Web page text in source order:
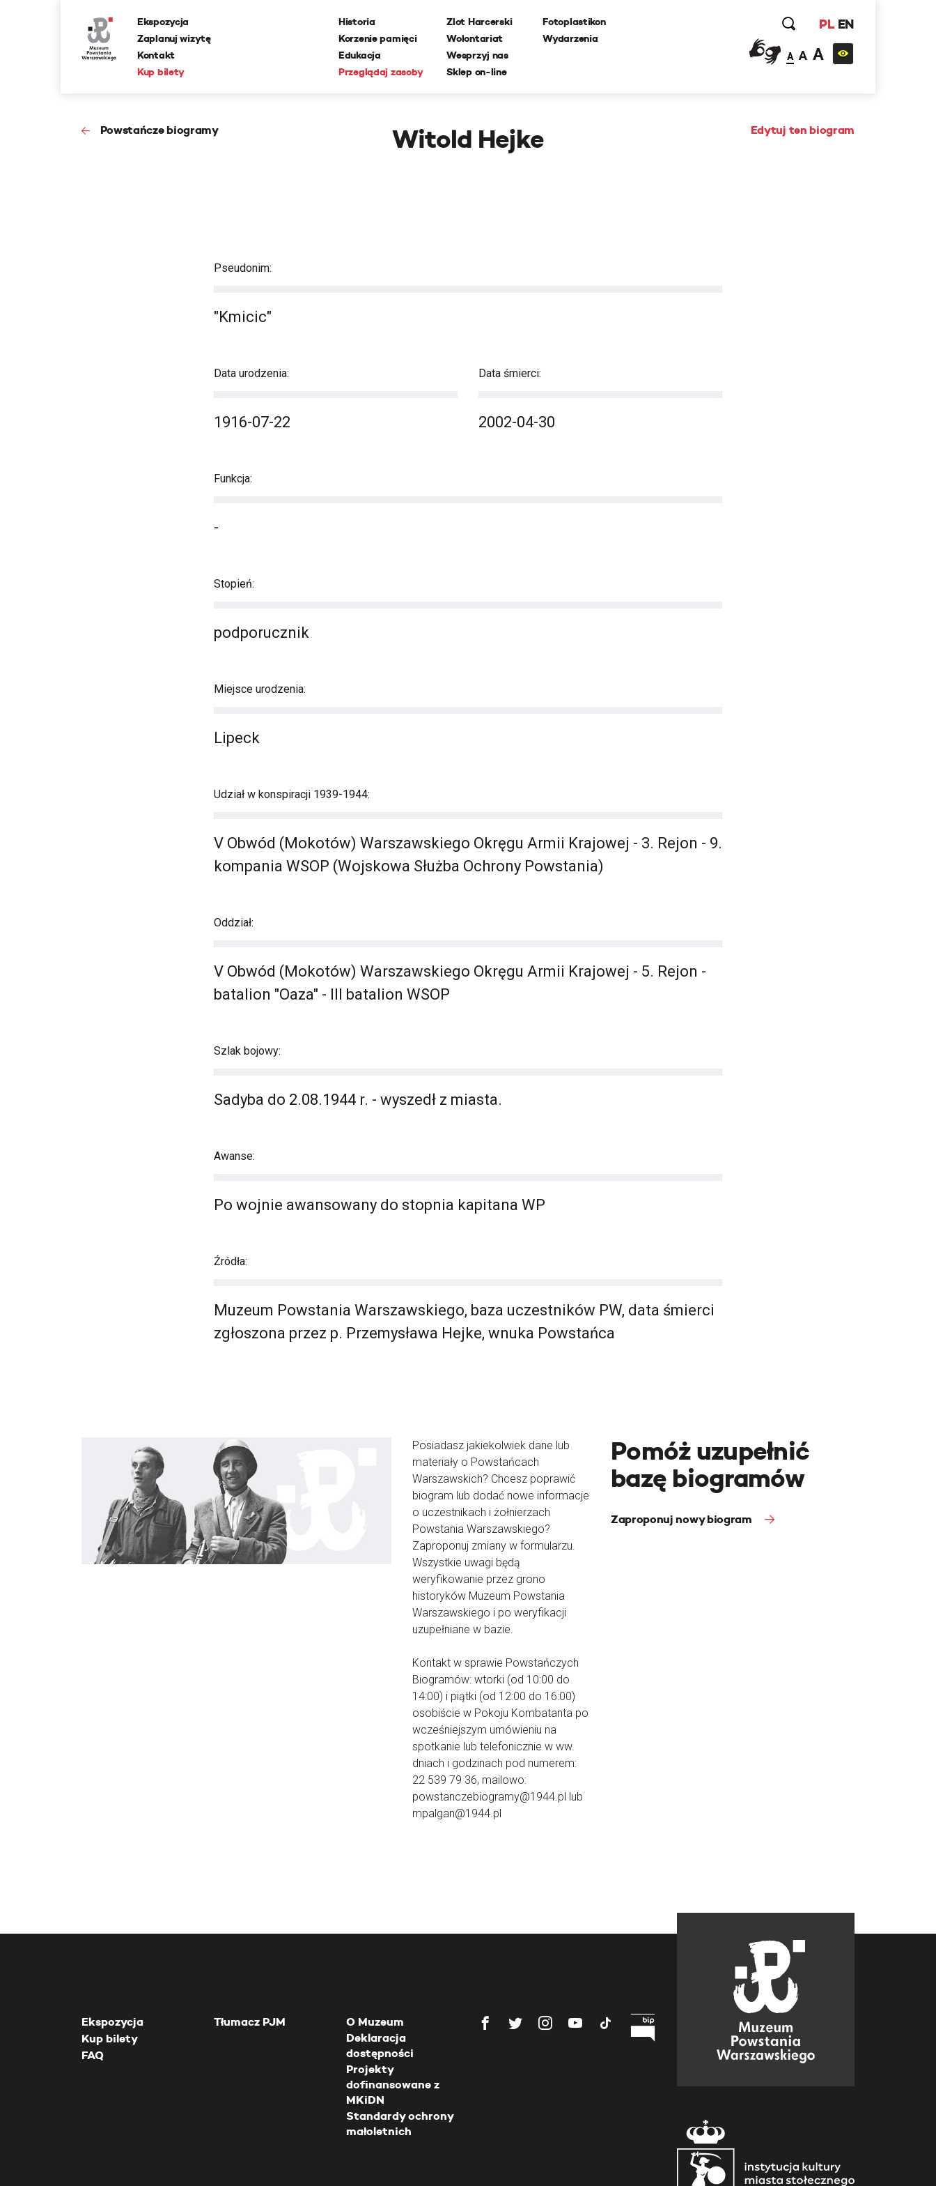
Ekspozycja
Zaplanuj wizytę
Kontakt
Kup bilety
Historia
Korzenie pamięci
Edukacja
Przeglądaj zasoby
Zlot Harcerski
Wolontariat
Wesprzyj nas
Sklep on-line
Fotoplastikon
Wydarzenia
PL EN
A A A
Powstańcze biogramy Edytuj ten biogram
Witold Hejke
Pseudonim:
"Kmicic"
Data urodzenia:
1916-07-22
Data śmierci:
2002-04-30
Funkcja:
-
Stopień:
podporucznik
Miejsce urodzenia:
Lipeck
Udział w konspiracji 1939-1944:
V Obwód (Mokotów) Warszawskiego Okręgu Armii Krajowej - 3. Rejon - 9.
kompania WSOP (Wojskowa Służba Ochrony Powstania)
Oddział:
V Obwód (Mokotów) Warszawskiego Okręgu Armii Krajowej - 5. Rejon -
batalion "Oaza" - III batalion WSOP
Szlak bojowy:
Sadyba do 2.08.1944 r. - wyszedł z miasta.
Awanse:
Po wojnie awansowany do stopnia kapitana WP
Źródła:
Muzeum Powstania Warszawskiego, baza uczestników PW, data śmierci
zgłoszona przez p. Przemysława Hejke, wnuka Powstańca
Posiadasz jakiekolwiek dane lub
materiały o Powstańcach
Warszawskich? Chcesz poprawić
biogram lub dodać nowe informacje
o uczestnikach i żołnierzach
Powstania Warszawskiego?
Zaproponuj zmiany w formularzu.
Wszystkie uwagi będą
weryfikowanie przez grono
historyków Muzeum Powstania
Warszawskiego i po weryfikacji
uzupełniane w bazie.
Kontakt w sprawie Powstańczych
Biogramów: wtorki (od 10:00 do
14:00) i piątki (od 12:00 do 16:00)
osobiście w Pokoju Kombatanta po
wcześniejszym umówieniu na
spotkanie lub telefonicznie w ww.
dniach i godzinach pod numerem:
22 539 79 36, mailowo:
powstanczebiogramy@1944.pl lub
mpalgan@1944.pl
Pomóż uzupełnić
bazę biogramów
Zaproponuj nowy biogram
Ekspozycja
Kup bilety
FAQ
Tłumacz PJM
O Muzeum
Deklaracja
dostępności
Projekty
dofinansowane z
MKiDN
Standardy ochrony
małoletnich